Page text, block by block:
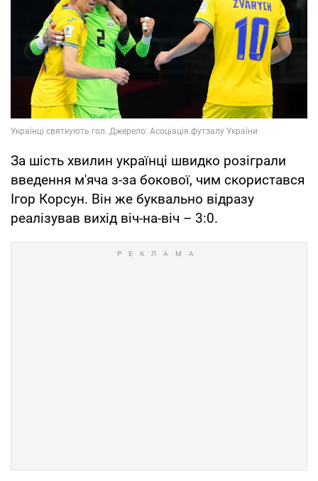
За шість хвилин українці швидко розіграли
введення м'яча з-за бокової, чим скористався
Ігор Корсун. Він же буквально відразу
реалізував вихід віч-на-віч – 3:0.